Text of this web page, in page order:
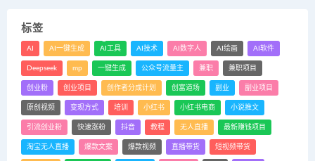
标签
AI AI一键生成 AI工具 AI技术 AI数字人 AI绘画 AI软件
Deepseek mp 一键生成 公众号流量主 兼职 兼职项目
创业粉 创业项目 创作者分成计划 创富道场 副业 副业项目
原创视频 变现方式 培训 小红书 小红书电商 小说推文
引流创业粉 快速涨粉 抖音 教程 无人直播 最新赚钱项目
淘宝无人直播 爆款文案 爆款视频 直播带货 短视频带货